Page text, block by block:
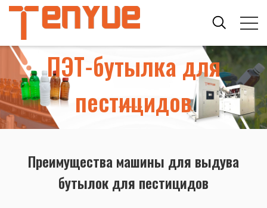
ПЭТ-бутылка для
пестицидов
Преимущества машины для выдува
бутылок для пестицидов